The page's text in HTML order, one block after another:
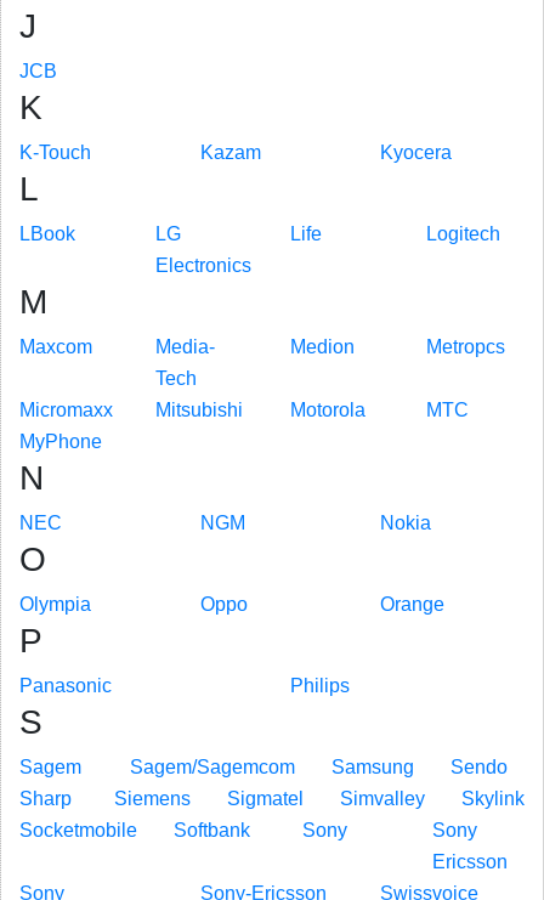
J
JCB
K
K-Touch Kazam Kyocera
L
LBook
LG
Electronics
Life Logitech
M
Maxcom
Media-
Tech
Medion Metropcs
Micromaxx Mitsubishi Motorola
MTC
MyPhone
N
NEC NGM Nokia
O
Olympia Oppo Orange
P
Panasonic Philips
S
Sagem Sagem/Sagemcom Samsung
Sendo
Sharp
Siemens Sigmatel Simvalley
Skylink
Socketmobile
Softbank Sony
Sony
Ericsson
Sony
Sony-Ericsson Swissvoice